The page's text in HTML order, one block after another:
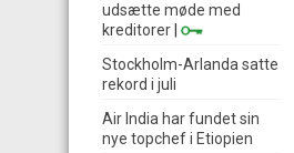
udsætte møde med
kreditorer
Stockholm-Arlanda satte
rekord i juli
Air India har fundet sin
nye topchef i Etiopien